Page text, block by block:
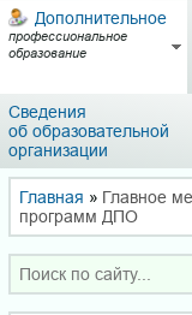
Дополнительное
профессиональное
образование
Сведения
об образовательной
организации
Главная » Главное
программ ДПО